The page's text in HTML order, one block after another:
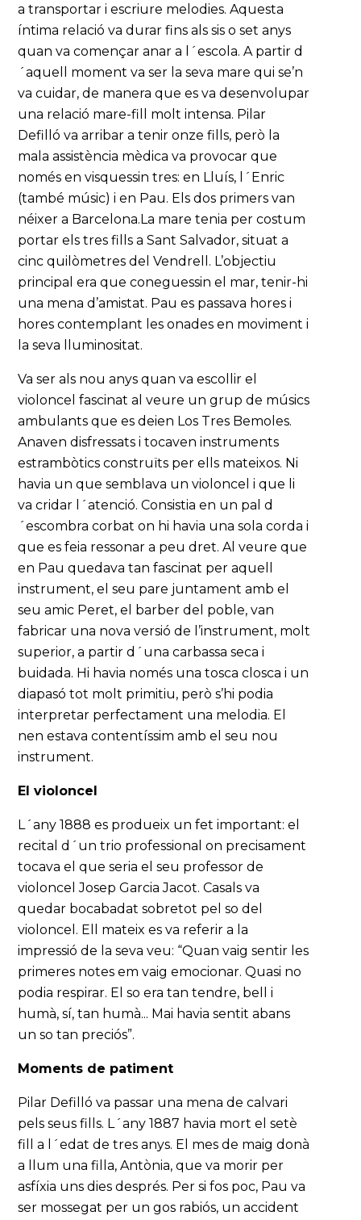
a transportar i escriure melodies. Aquesta
íntima relació va durar fins als sis o set anys
quan va començar anar a l´escola. A partir d
´aquell moment va ser la seva mare qui se’n
va cuidar, de manera que es va desenvolupar
una relació mare-fill molt intensa. Pilar
Defilló va arribar a tenir onze fills, però la
mala assistència mèdica va provocar que
només en visquessin tres: en Lluís, l´Enric
(també músic) i en Pau. Els dos primers van
néixer a Barcelona.La mare tenia per costum
portar els tres fills a Sant Salvador, situat a
cinc quilòmetres del Vendrell. L’objectiu
principal era que coneguessin el mar, tenir-hi
una mena d’amistat. Pau es passava hores i
hores contemplant les onades en moviment i
la seva lluminositat.
Va ser als nou anys quan va escollir el
violoncel fascinat al veure un grup de músics
ambulants que es deien Los Tres Bemoles.
Anaven disfressats i tocaven instruments
estrambòtics construïts per ells mateixos. Ni
havia un que semblava un violoncel i que li
va cridar l´atenció. Consistia en un pal d
´escombra corbat on hi havia una sola corda i
que es feia ressonar a peu dret. Al veure que
en Pau quedava tan fascinat per aquell
instrument, el seu pare juntament amb el
seu amic Peret, el barber del poble, van
fabricar una nova versió de l’instrument, molt
superior, a partir d´una carbassa seca i
buidada. Hi havia només una tosca closca i un
diapasó tot molt primitiu, però s’hi podia
interpretar perfectament una melodia. El
nen estava contentíssim amb el seu nou
instrument.
El violoncel
L´any 1888 es produeix un fet important: el
recital d´un trio professional on precisament
tocava el que seria el seu professor de
violoncel Josep Garcia Jacot. Casals va
quedar bocabadat sobretot pel so del
violoncel. Ell mateix es va referir a la
impressió de la seva veu: “Quan vaig sentir les
primeres notes em vaig emocionar. Quasi no
podia respirar. El so era tan tendre, bell i
humà, sí, tan humà... Mai havia sentit abans
un so tan preciós”.
Moments de patiment
Pilar Defilló va passar una mena de calvari
pels seus fills. L´any 1887 havia mort el setè
fill a l´edat de tres anys. El mes de maig donà
a llum una filla, Antònia, que va morir per
asfíxia uns dies després. Per si fos poc, Pau va
ser mossegat per un gos rabiós, un accident